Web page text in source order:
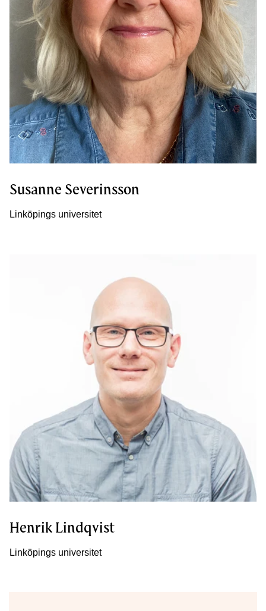
Susanne Severinsson
Linköpings universitet
Henrik Lindqvist
Linköpings universitet